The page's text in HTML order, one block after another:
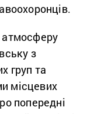
атмосферу
з
груп та
місцевих
попередні